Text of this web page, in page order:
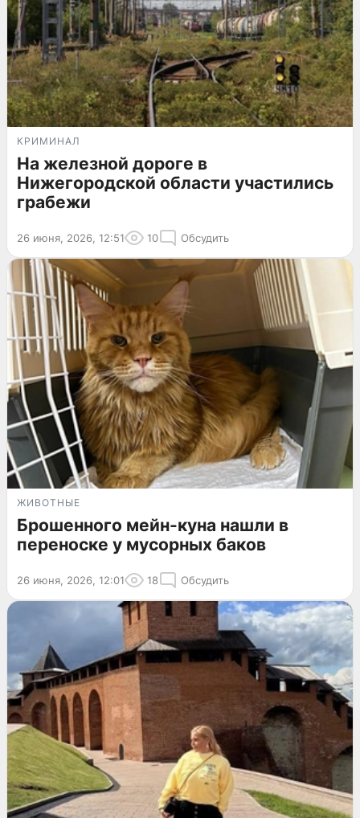
КРИМИНАЛ
На железной дороге в
Нижегородской области участились
грабежи
26 июня, 2026, 12:51 10 Обсудить
ЖИВОТНЫЕ
Брошенного мейн-куна нашли в
переноске у мусорных баков
26 июня, 2026, 12:01 18 Обсудить